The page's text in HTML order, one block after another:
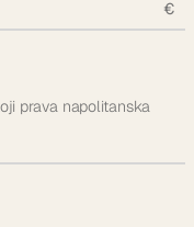
€
prava napolitanska